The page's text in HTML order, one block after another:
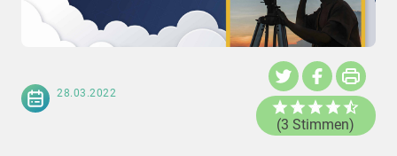
28.03.2022
(3 Stimmen)